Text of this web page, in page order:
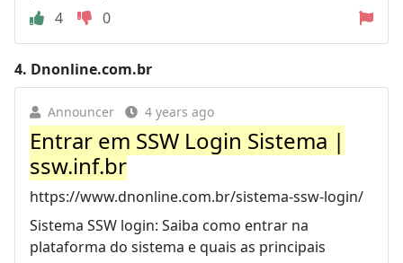
4
0
4. Dnonline.com.br
Announcer 4 years ago
Entrar em SSW Login Sistema |
ssw.inf.br
https://www.dnonline.com.br/sistema-ssw-login/
Sistema SSW login: Saiba como entrar na
plataforma do sistema e quais as principais